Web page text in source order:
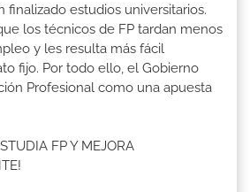
finalizado estudios universitarios.
los técnicos de FP tardan menos
y les resulta más fácil
fijo. Por todo ello, el Gobierno
Profesional como una apuesta
FP Y MEJORA